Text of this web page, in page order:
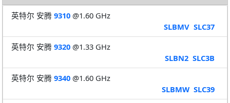
英特尔 安腾9310 @1.60 GHz
SLBMV SLC37
英特尔 安腾9320 @1.33 GHz
SLBN2 SLC3B
英特尔 安腾9340 @1.60 GHz
SLBMW SLC39